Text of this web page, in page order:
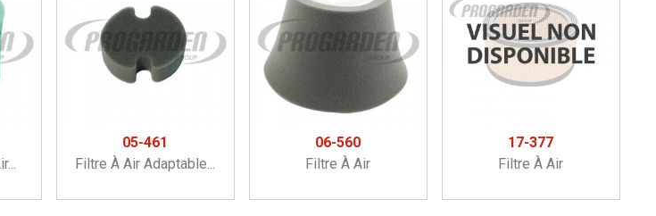
05-461
Filtre À Air Adaptable...
06-560
Filtre À Air
17-377
Filtre À Air